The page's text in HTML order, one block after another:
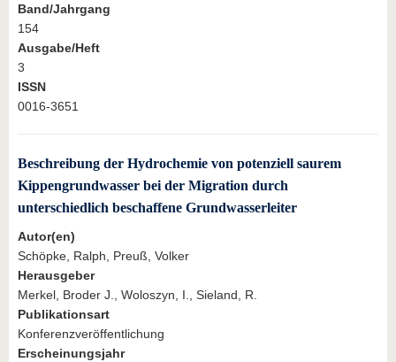
Band/Jahrgang
154
Ausgabe/Heft
3
ISSN
0016-3651
Beschreibung der Hydrochemie von potenziell saurem
Kippengrundwasser bei der Migration durch
unterschiedlich beschaffene Grundwasserleiter
Autor(en)
Schöpke, Ralph, Preuß, Volker
Herausgeber
Merkel, Broder J., Woloszyn, I., Sieland, R.
Publikationsart
Konferenzveröffentlichung
Erscheinungsjahr